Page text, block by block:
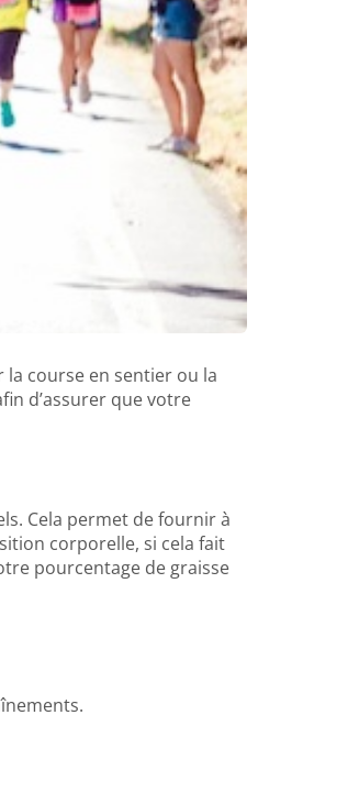
course en sentier ou la
d’assurer que votre
Cela permet de fournir à
corporelle, si cela fait
pourcentage de graisse